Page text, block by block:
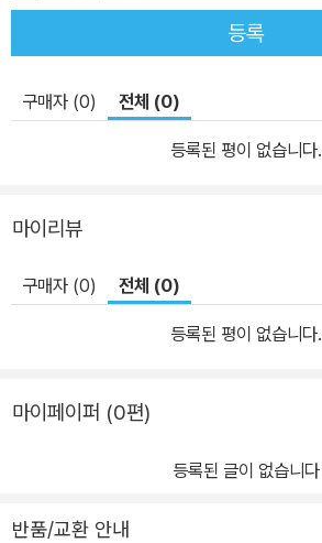
등록
구매자 (0) 전체 (0)
등록된 평이 없습니다.
마이리뷰
구매자 (0) 전체 (0)
등록된 평이 없습니다.
마이페이퍼 (0편)
등록된 글이 없습니다
반품/교환 안내